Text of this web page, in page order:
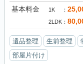
基本料金 1K
2LDK
遺品整理 生前整理
部屋片付け